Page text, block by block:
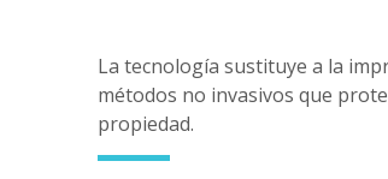
La tecnología sustituye a la
métodos no invasivos que
propiedad.